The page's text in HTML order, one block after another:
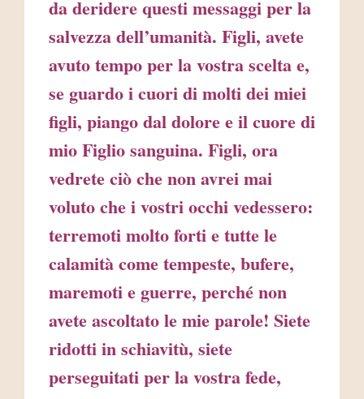
da deridere questi messaggi per la
salvezza dell’umanità. Figli, avete
avuto tempo per la vostra scelta e,
se guardo i cuori di molti dei miei
figli, piango dal dolore e il cuore di
mio Figlio sanguina. Figli, ora
vedrete ciò che non avrei mai
voluto che i vostri occhi vedessero:
terremoti molto forti e tutte le
calamità come tempeste, bufere,
maremoti e guerre, perché non
avete ascoltato le mie parole! Siete
ridotti in schiavitù, siete
perseguitati per la vostra fede,